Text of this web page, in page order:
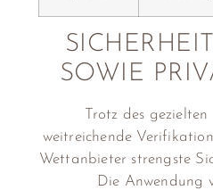
SOWIE
Trotz des
weitreichende
Wettanbieter strengste
Die Anwendung